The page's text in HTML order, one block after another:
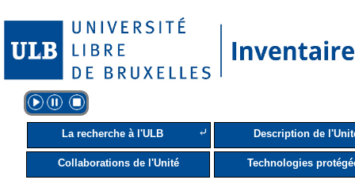
La recherche à l'ULB ⤶ Description de
Collaborations de l'Unité Technologies